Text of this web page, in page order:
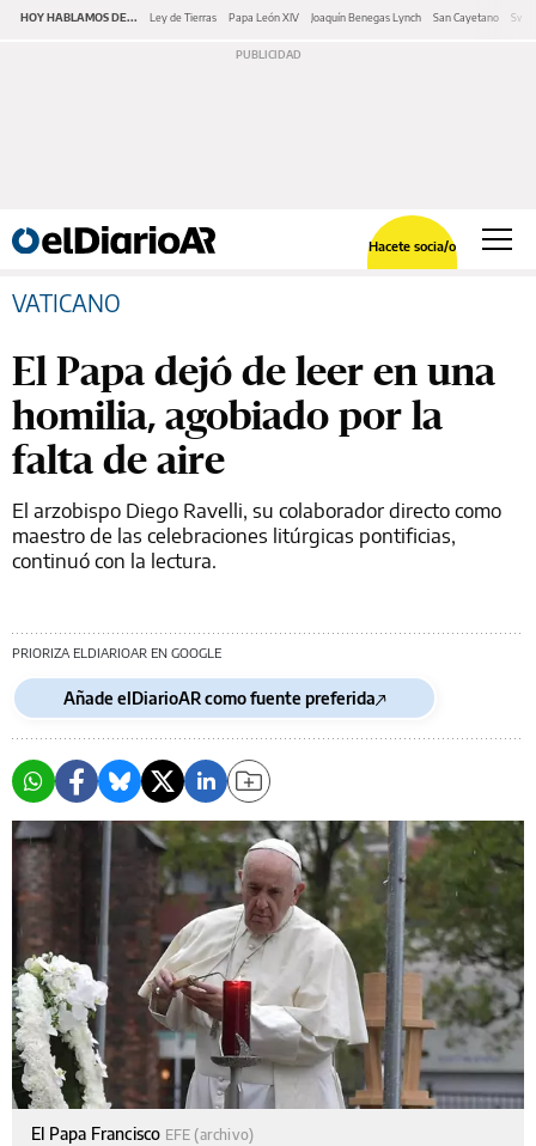
HOY HABLAMOS DE... Ley de Tierras Papa León XIV Joaquín Benegas Lynch San Cayetano
Hacete socia/o
VATICANO
El Papa dejó de leer en una
homilia, agobiado por la
falta de aire
El arzobispo Diego Ravelli, su colaborador directo como
maestro de las celebraciones litúrgicas pontificias,
continuó con la lectura.
PRIORIZA ELDIARIOAR EN GOOGLE
Añade elDiarioAR como fuente preferida
El Papa Francisco EFE (archivo)